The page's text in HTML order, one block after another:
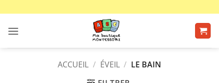
contenu
ACCUEIL / ÉVEIL / LE BAIN